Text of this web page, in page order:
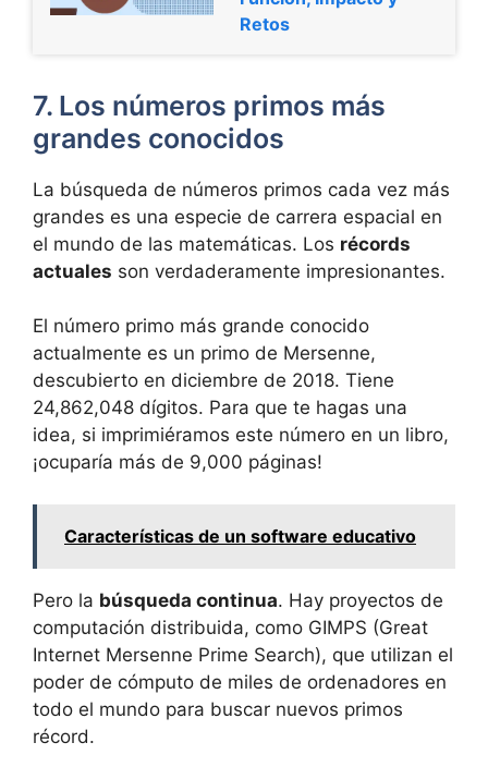
Retos
7. Los números primos más
grandes conocidos
La búsqueda de números primos cada vez más
grandes es una especie de carrera espacial en
el mundo de las matemáticas. Los récords
actuales son verdaderamente impresionantes.
El número primo más grande conocido
actualmente es un primo de Mersenne,
descubierto en diciembre de 2018. Tiene
24,862,048 dígitos. Para que te hagas una
idea, si imprimiéramos este número en un libro,
¡ocuparía más de 9,000 páginas!
Características de un software educativo
Pero la búsqueda continua. Hay proyectos de
computación distribuida, como GIMPS (Great
Internet Mersenne Prime Search), que utilizan el
poder de cómputo de miles de ordenadores en
todo el mundo para buscar nuevos primos
récord.